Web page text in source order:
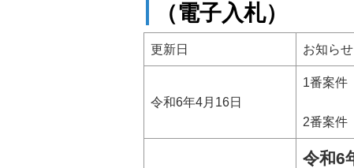
（電子入札）
更新日 お知らせ
令和6年4月16日
1番案件
2番案件
令和6